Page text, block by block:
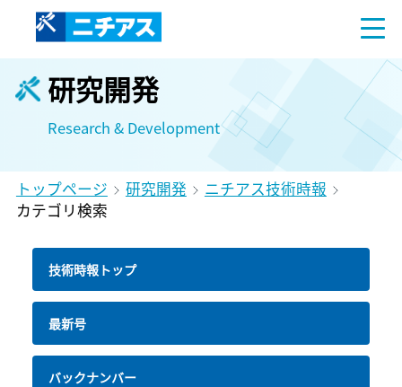
研究開発
Research & Development
トップページ 研究開発
ニチアス技術時報
カテゴリ検索
技術時報トップ
最新号
バックナンバー